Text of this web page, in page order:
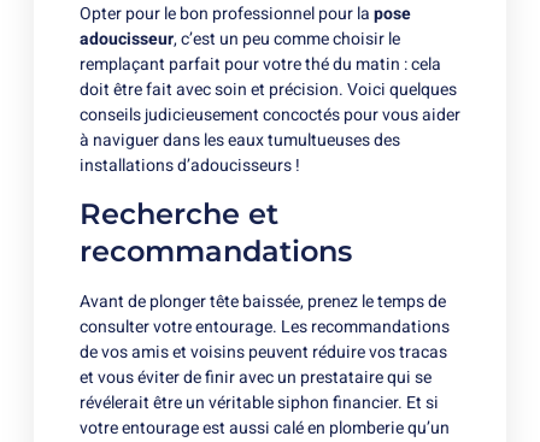
Opter pour le bon professionnel pour lapose
adoucisseur, c’est un peu comme choisir le
remplaçant parfait pour votre thé du matin : cela
doit être fait avec soin et précision. Voici quelques
conseils judicieusement concoctés pour vous aider
à naviguer dans les eaux tumultueuses des
installations d’adoucisseurs !
Recherche et
recommandations
Avant de plonger tête baissée, prenez le temps de
consulter votre entourage. Les recommandations
de vos amis et voisins peuvent réduire vos tracas
et vous éviter de finir avec un prestataire qui se
révélerait être un véritable siphon financier. Et si
votre entourage est aussi calé en plomberie qu’un